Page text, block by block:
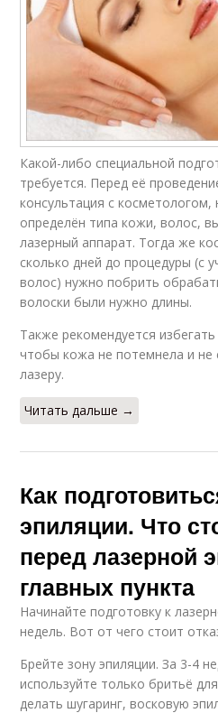
Какой-либо специальной
требуется. Перед её
консультация с косметологом,
определён типа кожи, волос,
лазерный аппарат. Тогда же
сколько дней до процедуры (с
волос) нужно побрить
волоски были нужно длины.
Также рекомендуется
чтобы кожа не потемнела и не
лазеру.
Читать дальше →
Как
эпиляции. Что
перед лазерной
главных пункта
Начинайте подготовку к
недель. Вот от чего стоит
Брейте зону эпиляции. За 3-4
используйте только бритьё
делать шугаринг, восковую